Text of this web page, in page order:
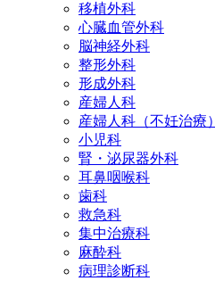
移植外科
心臓血管外科
脳神経外科
整形外科
形成外科
産婦人科
産婦人科（不妊治療）
小児科
腎・泌尿器外科
耳鼻咽喉科
歯科
救急科
集中治療科
麻酔科
病理診断科